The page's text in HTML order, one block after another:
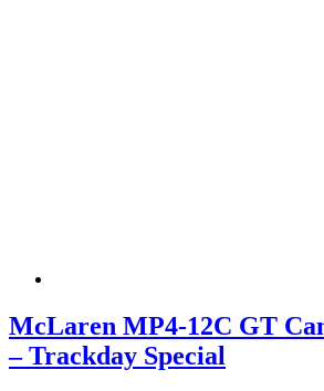
McLaren MP4-12C GT
– Trackday Special